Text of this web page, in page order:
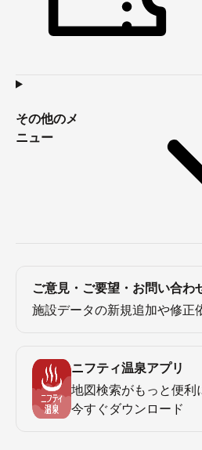
その他のメ
ニュー
ご意見・ご要望・お問い合わ
施設データの新規追加や修正
ニフティ温泉アプリ
地図検索がもっと便利
今すぐダウンロード